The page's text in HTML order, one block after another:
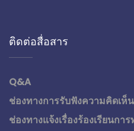
ติดต่อสื่อสาร
Q&A
ช่องทางการรับฟังความคิดเห็น
ช่องทางแจ้งเรื่องร้องเรียนกา